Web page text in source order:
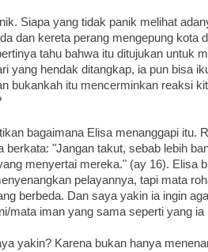
Siapa yang tidak panik melihat
dan kereta perang mengepung kota
tahu bahwa itu ditujukan untuk
yang hendak ditangkap, ia pun bisa
bukankah itu mencerminkan reaksi
bagaimana Elisa menanggapi itu.
berkata: "Jangan takut, sebab lebih
menyertai mereka." (ay 16). Elisa
pelayannya, tapi mata
berbeda. Dan saya yakin ia ingin
mata iman yang sama seperti yang ia
yakin? Karena bukan hanya